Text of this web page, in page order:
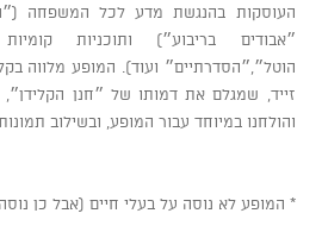
העוסקות בהנגשת מדע לכל המשפחה
״אבודים בריבוע״) ותוכניות
הוטל״,״הסדרתיים״ ועוד). המופע מלווה
זייד, שמגלם את דמותו של ״חנן
והולחנו במיוחד עבור המופע, ובשילוב תמונות
* המופע לא נוסה על בעלי חיים (אבל כן